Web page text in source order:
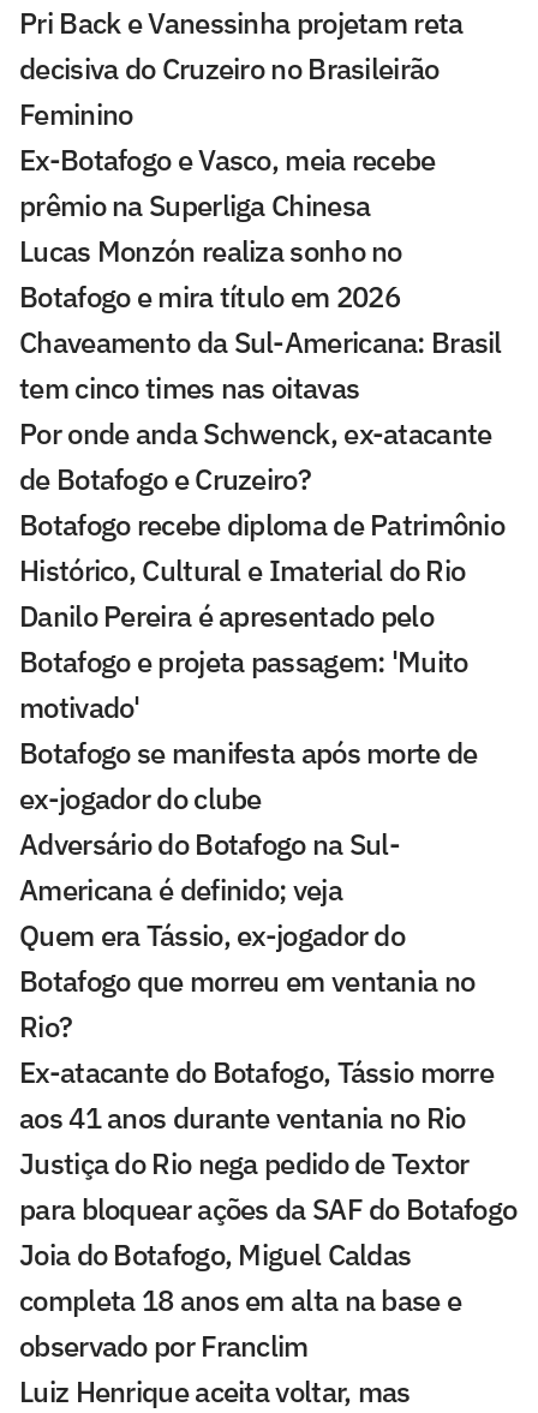
Pri Back e Vanessinha projetam reta
decisiva do Cruzeiro no Brasileirão
Feminino
Ex-Botafogo e Vasco, meia recebe
prêmio na Superliga Chinesa
Lucas Monzón realiza sonho no
Botafogo e mira título em 2026
Chaveamento da Sul-Americana: Brasil
tem cinco times nas oitavas
Por onde anda Schwenck, ex-atacante
de Botafogo e Cruzeiro?
Botafogo recebe diploma de Patrimônio
Histórico, Cultural e Imaterial do Rio
Danilo Pereira é apresentado pelo
Botafogo e projeta passagem: 'Muito
motivado'
Botafogo se manifesta após morte de
ex-jogador do clube
Adversário do Botafogo na Sul-
Americana é definido; veja
Quem era Tássio, ex-jogador do
Botafogo que morreu em ventania no
Rio?
Ex-atacante do Botafogo, Tássio morre
aos 41 anos durante ventania no Rio
Justiça do Rio nega pedido de Textor
para bloquear ações da SAF do Botafogo
Joia do Botafogo, Miguel Caldas
completa 18 anos em alta na base e
observado por Franclim
Luiz Henrique aceita voltar, mas